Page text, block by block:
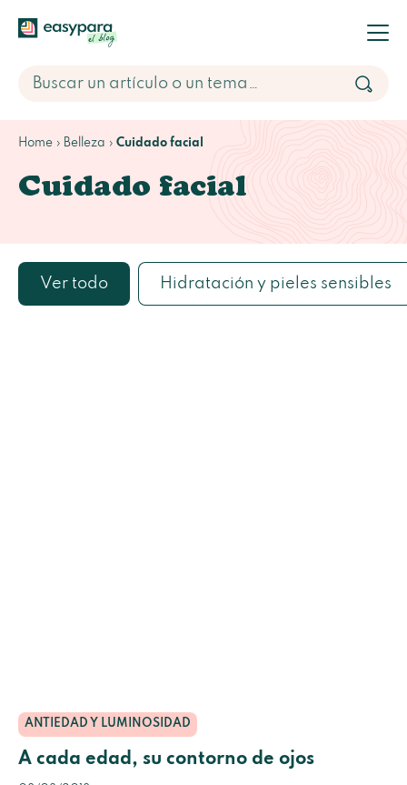
Home Belleza Cuidado facial
Cuidado facial
Ver todo Hidratación y pieles sensibles
ANTIEDAD Y LUMINOSIDAD
A cada edad, su contorno de ojos